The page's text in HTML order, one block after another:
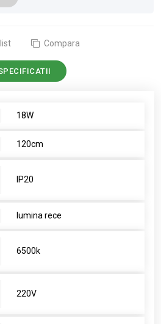
Compara
18W
120cm
IP20
lumina rece
6500k
220V